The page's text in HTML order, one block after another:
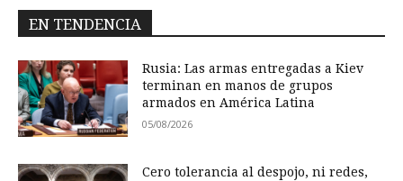
EN TENDENCIA
Rusia: Las armas entregadas a Kiev
terminan en manos de grupos
armados en América Latina
05/08/2026
Cero tolerancia al despojo, ni redes,